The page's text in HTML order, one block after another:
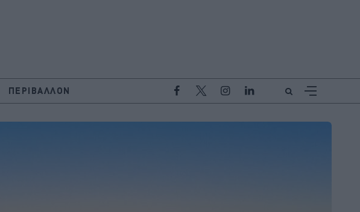
ΠΕΡΙΒΑΛΛΟΝ